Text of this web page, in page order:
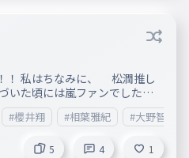
！ 私はちなみに、 松潤推し
いた頃には嵐ファンでした！
#櫻井翔 #相葉雅紀 #大野智
5 4 1